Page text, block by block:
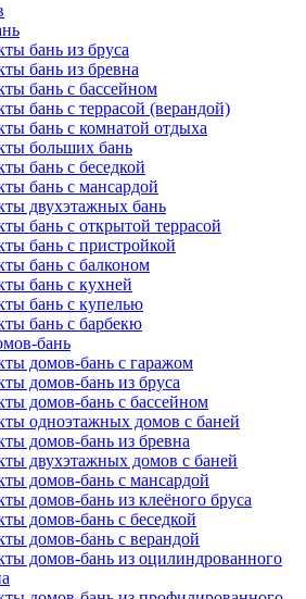
бань из бруса
бань из бревна
бань с бассейном
бань с террасой (верандой)
бань с комнатой отдыха
больших бань
бань с беседкой
бань с мансардой
двухэтажных бань
бань с открытой террасой
бань с пристройкой
бань с балконом
бань с кухней
бань с купелью
бань с барбекю
бань
домов-бань с гаражом
домов-бань из бруса
домов-бань с бассейном
одноэтажных домов с баней
домов-бань из бревна
двухэтажных домов с баней
домов-бань с мансардой
домов-бань из клеёного бруса
домов-бань с беседкой
домов-бань с верандой
домов-бань из оцилиндрованного